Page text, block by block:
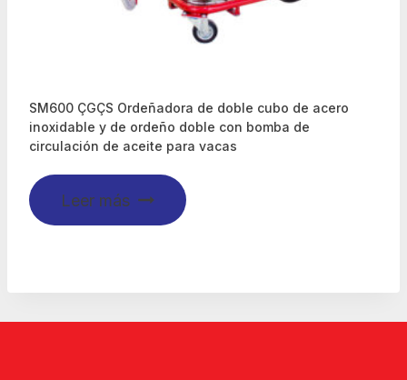
SM600 ÇGÇS Ordeñadora de doble cubo de acero
inoxidable y de ordeño doble con bomba de
circulación de aceite para vacas
Leer más